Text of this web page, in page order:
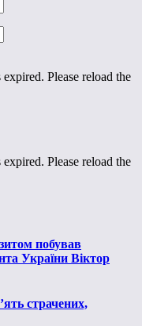
Please reload the
Please reload the
побував
України Віктор
страчених,